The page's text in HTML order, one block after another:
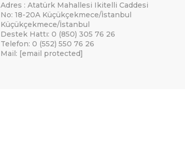
Adres : Atatürk Mahallesi Ikitelli Caddesi
No: 18-20A Küçükçekmece/İstanbul
Küçükçekmece/İstanbul
Destek Hattı: 0 (850) 305 76 26
Telefon: 0 (552) 550 76 26
Mail: [email protected]